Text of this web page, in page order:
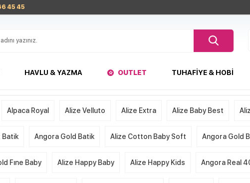
45 45
HAVLU & YAZMA OUTLET TUHAFIYE & HOBI
Alpaca Royal Alize Velluto Alize Extra Alize Baby Best
Batik Angora Gold Batik Alize Cotton Baby Soft Angora Gold
Fıne Baby Alize Happy Baby Alize Happy Kids Angora Real